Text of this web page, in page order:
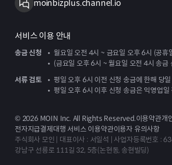
moinbizplus.channel.io
서비스 이용 안내
송금 신청
월요일 오전 4시 ~ 금요일 오후 6시 (공휴
(금요일 오후 6시 ~ 월요일 오전 4시 송금
서류 검토
평일 오후 6시 이전 신청 송금에 한해 당
평일 오후 6시 이후 신청 송금은 익영업일
© 2026MOIN Inc. All Rights Reserved.이용약관개
전자지급결제대행 서비스 이용약관이용자 유의사항
주식회사 모인 | 대표이사 : 서일석 | 사업자등록번호 :
강남구 선릉로 111길 32, 5층(논현동, 송현빌딩)